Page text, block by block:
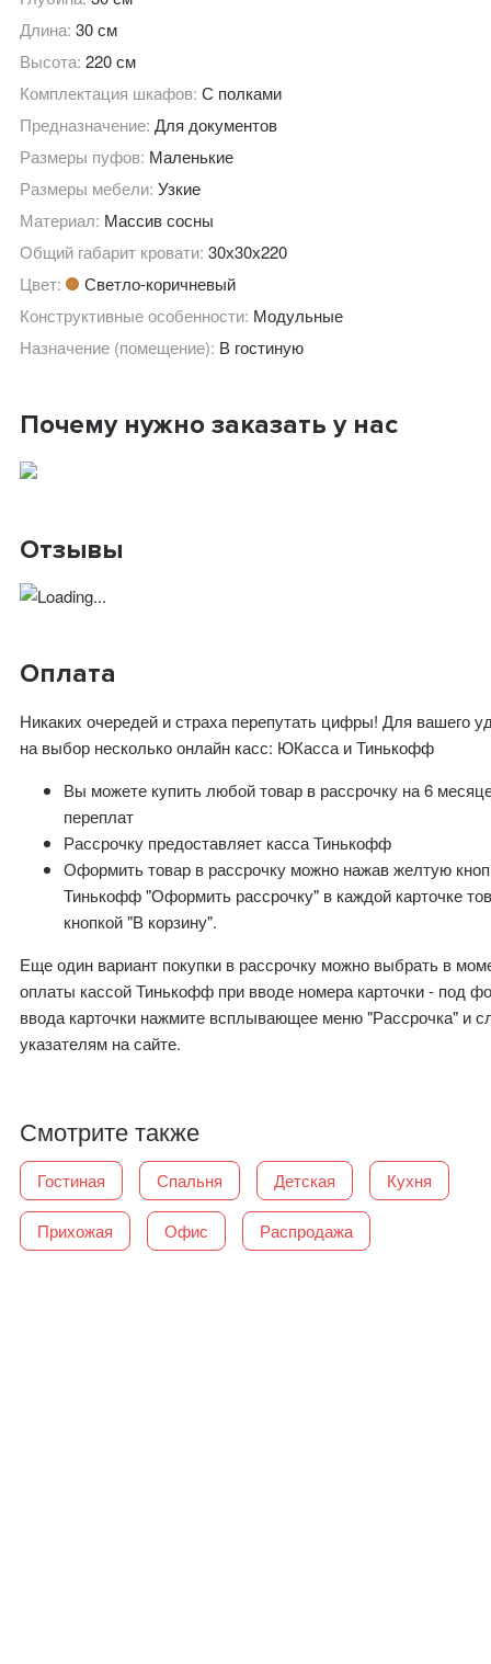
Длина:30 см
Высота:220 см
Комплектация шкафов:С полками
Предназначение:Для документов
Размеры пуфов: Маленькие
Размеры мебели:Узкие
Материал: Массив сосны
Общий габарит кровати:30х30х220
Цвет:
Светло-коричневый
Конструктивные особенности: Модульные
Назначение (помещение): В гостиную
Почему нужно заказать у нас
Отзывы
Оплата
Никаких очередей и страха перепутать цифры! Для вашего
на выбор несколько онлайн касс: ЮКасса и Тинькофф
Вы можете купить любой товар в рассрочку на 6
переплат
Рассрочку предоставляет касса Тинькофф
Оформить товар в рассрочку можно нажав желтую
Тинькофф "Оформить рассрочку" в каждой карточке
кнопкой "В корзину".
Еще один вариант покупки в рассрочку можно выбрать в
оплаты кассой Тинькофф при вводе номера карточки - под
ввода карточки нажмите всплывающее меню "Рассрочка" и
указателям на сайте.
Смотрите также
Гостиная Спальня Детская Кухня
Прихожая Офис Распродажа